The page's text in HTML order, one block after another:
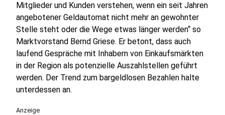
Mitglieder und Kunden verstehen, wenn ein seit Jahren
angebotener Geldautomat nicht mehr an gewohnter
Stelle steht oder die Wege etwas länger werden“ so
Marktvorstand Bernd Griese. Er betont, dass auch
laufend Gespräche mit Inhabern von Einkaufsmärkten
in der Region als potenzielle Auszahlstellen geführt
werden. Der Trend zum bargeldlosen Bezahlen halte
unterdessen an.
Anzeige